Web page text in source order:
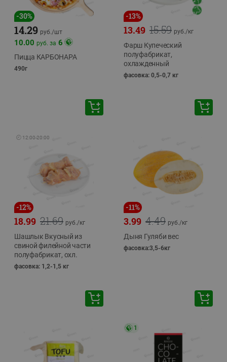
-30%
14.29 руб./шт
10.00 руб. за 6
Пицца КАРБОНАРА
490г
-13%
15.59
13.49 руб./кг
Фарш Купеческий
полуфабрикат,
охлажденный
фасовка: 0,5-0,7 кг
🕘 12:00-20:00
-12%
21.69
18.99 руб./кг
Шашлык Вкусный из
свиной филейной части
полуфабрикат, охл.
фасовка: 1,2-1,5 кг
-11%
4.49
3.99 руб./кг
Дыня Гуляби вес
фасовка:3,5-6кг
1